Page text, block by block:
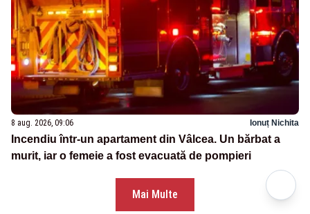
8 aug. 2026, 09:06 Ionuț Nichita
Incendiu într-un apartament din Vâlcea. Un bărbat a
murit, iar o femeie a fost evacuată de pompieri
Mai Multe